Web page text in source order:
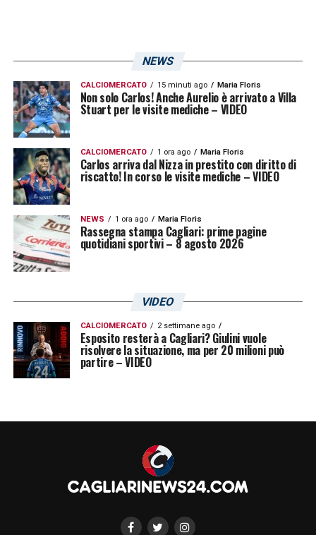
NEWS
CALCIOMERCATO 15 minuti ago Maria Floris
Non solo Carlos! Anche Aurelio è arrivato a Villa
Stuart per le visite mediche – VIDEO
CALCIOMERCATO 1 ora ago Maria Floris
Carlos arriva dal Nizza in prestito con diritto di
riscatto! In corso le visite mediche – VIDEO
NEWS 1 ora ago Maria Floris
Rassegna stampa Cagliari: prime pagine
quotidiani sportivi – 8 agosto 2026
VIDEO
CALCIOMERCATO 2 settimane ago
Esposito resterà a Cagliari? Giulini vuole
risolvere la situazione, ma per 20 milioni può
partire – VIDEO